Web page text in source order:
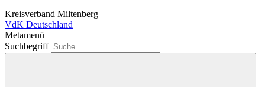
Kreisverband Miltenberg
VdK Deutschland
Metamenü
Suchbegriff